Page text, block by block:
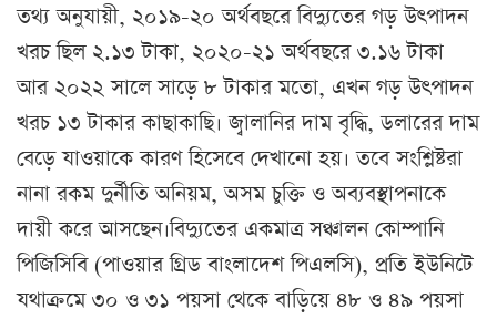
তথ্য অনুযায়ী, ২০১৯-২০ অর্থবছরে বিদ্যুতের গড় উৎপাদন
খরচ ছিল ২.১৩ টাকা, ২০২০-২১ অর্থবছরে ৩.১৬ টাকা
আর ২০২২ সালে সাড়ে ৮ টাকার মতো, এখন গড় উৎপাদন
খরচ ১৩ টাকার কাছাকাছি। জ্বালানির দাম বৃদ্ধি, ডলারের দাম
বেড়ে যাওয়াকে কারণ হিসেবে দেখানো হয়। তবে সংশ্লিষ্টরা
নানা রকম দুর্নীতি অনিয়ম, অসম চুক্তি ও অব্যবস্থাপনাকে
দায়ী করে আসছেন।বিদ্যুতের একমাত্র সঞ্চালন কোম্পানি
পিজিসিবি (পাওয়ার গ্রিড বাংলাদেশ পিএলসি), প্রতি ইউনিটে
যথাক্রমে ৩০ ও ৩১ পয়সা থেকে বাড়িয়ে ৪৮ ও ৪৯ পয়সা